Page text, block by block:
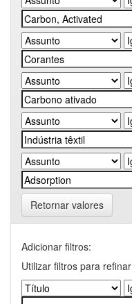
Retornar valores
Adicionar filtros:
Utilizar filtros para